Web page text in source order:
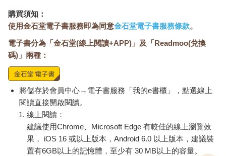
受人祭拜。靈魂在生死之間的運作過程相當複雜，如道教便有支
傳統設想靈魂有三魂七魄。儘管某些細節存在著區域差異，但中
國有許多地方的人認為，只要墳地挑選適切、維護得當，便能帶
來好運；要是墓地建造不良，又或者周圍的地脈受到破壞，就可
能會危害子孫性命。在清朝統治的最後一個世紀中，當南部縣有
了生病、夭亡的稚童時， 各種故事便由興訟之人帶到了公堂之
上。
四川的縣官來自帝國大江南北，端看中央政府任命。除了少數旗
人之外，大多數是身懷舉人、貢士功名的漢人，有不少還是出身
東南一帶富庶地區的名門望族，他們的家鄉因為風水訟案經年不
休而聞名於世。這些人對派駐的州縣所知甚少，通常也不會長期
在當地就任，又因為律學並不是科舉的常設科目，是以大多數人
更是在取得功名後，才開始正式學習法律知識。
購買須知：
使用金石堂電子書服務即為同意金石堂電子書服務條款。
電子書分為「金石堂(線上閱讀+APP)」及「Readmoo(兌換
碼)」兩種：
將儲存於會員中心→電子書服務「我的e書櫃」，點選線上
閱讀直接開啟閱讀。
線上閱讀：
建議使用Chrome、Microsoft Edge 有較佳的線上瀏覽效
果， iOS 16 或以上版本，Android 6.0 以上版本，建議裝
置有6GB以上的記憶體，至少有 30 MB以上的容量。